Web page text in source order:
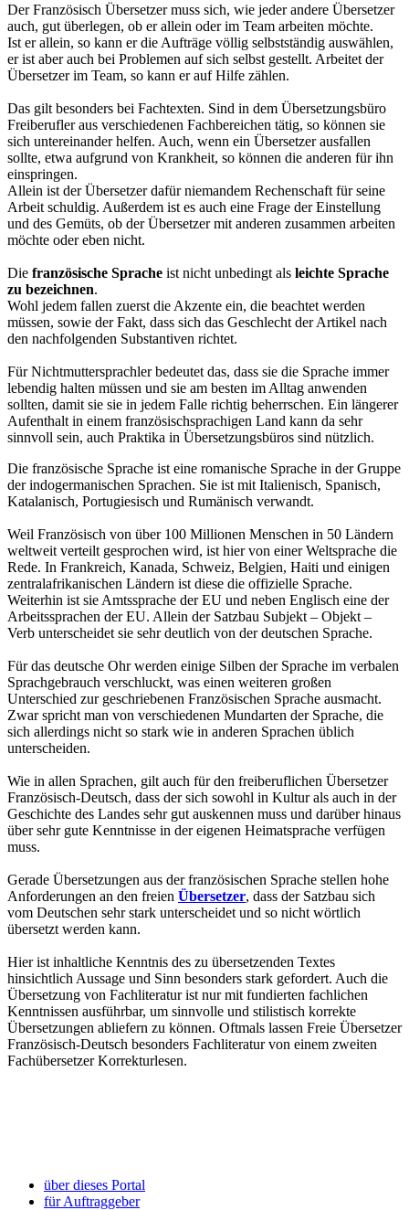
Der Französisch Übersetzer muss sich, wie jeder andere Übersetzer
auch, gut überlegen, ob er allein oder im Team arbeiten möchte.
Ist er allein, so kann er die Aufträge völlig selbstständig auswählen,
er ist aber auch bei Problemen auf sich selbst gestellt. Arbeitet der
Übersetzer im Team, so kann er auf Hilfe zählen.
Das gilt besonders bei Fachtexten. Sind in dem Übersetzungsbüro
Freiberufler aus verschiedenen Fachbereichen tätig, so können sie
sich untereinander helfen. Auch, wenn ein Übersetzer ausfallen
sollte, etwa aufgrund von Krankheit, so können die anderen für ihn
einspringen.
Allein ist der Übersetzer dafür niemandem Rechenschaft für seine
Arbeit schuldig. Außerdem ist es auch eine Frage der Einstellung
und des Gemüts, ob der Übersetzer mit anderen zusammen arbeiten
möchte oder eben nicht.
Die französische Sprache ist nicht unbedingt als leichte Sprache
zu bezeichnen.
Wohl jedem fallen zuerst die Akzente ein, die beachtet werden
müssen, sowie der Fakt, dass sich das Geschlecht der Artikel nach
den nachfolgenden Substantiven richtet.
Für Nichtmuttersprachler bedeutet das, dass sie die Sprache immer
lebendig halten müssen und sie am besten im Alltag anwenden
sollten, damit sie sie in jedem Falle richtig beherrschen. Ein längerer
Aufenthalt in einem französischsprachigen Land kann da sehr
sinnvoll sein, auch Praktika in Übersetzungsbüros sind nützlich.
Die französische Sprache ist eine romanische Sprache in der Gruppe
der indogermanischen Sprachen. Sie ist mit Italienisch, Spanisch,
Katalanisch, Portugiesisch und Rumänisch verwandt.
Weil Französisch von über 100 Millionen Menschen in 50 Ländern
weltweit verteilt gesprochen wird, ist hier von einer Weltsprache die
Rede. In Frankreich, Kanada, Schweiz, Belgien, Haiti und einigen
zentralafrikanischen Ländern ist diese die offizielle Sprache.
Weiterhin ist sie Amtssprache der EU und neben Englisch eine der
Arbeitssprachen der EU. Allein der Satzbau Subjekt – Objekt –
Verb unterscheidet sie sehr deutlich von der deutschen Sprache.
Für das deutsche Ohr werden einige Silben der Sprache im verbalen
Sprachgebrauch verschluckt, was einen weiteren großen
Unterschied zur geschriebenen Französischen Sprache ausmacht.
Zwar spricht man von verschiedenen Mundarten der Sprache, die
sich allerdings nicht so stark wie in anderen Sprachen üblich
unterscheiden.
Wie in allen Sprachen, gilt auch für den freiberuflichen Übersetzer
Französisch-Deutsch, dass der sich sowohl in Kultur als auch in der
Geschichte des Landes sehr gut auskennen muss und darüber hinaus
über sehr gute Kenntnisse in der eigenen Heimatsprache verfügen
muss.
Gerade Übersetzungen aus der französischen Sprache stellen hohe
Anforderungen an den freien Übersetzer, dass der Satzbau sich
vom Deutschen sehr stark unterscheidet und so nicht wörtlich
übersetzt werden kann.
Hier ist inhaltliche Kenntnis des zu übersetzenden Textes
hinsichtlich Aussage und Sinn besonders stark gefordert. Auch die
Übersetzung von Fachliteratur ist nur mit fundierten fachlichen
Kenntnissen ausführbar, um sinnvolle und stilistisch korrekte
Übersetzungen abliefern zu können. Oftmals lassen Freie Übersetzer
Französisch-Deutsch besonders Fachliteratur von einem zweiten
Fachübersetzer Korrekturlesen.
über dieses Portal
für Auftraggeber